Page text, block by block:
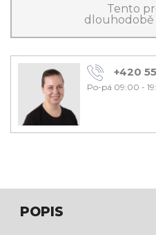
Tento
+420
Po-pá 09:00 -
POPIS